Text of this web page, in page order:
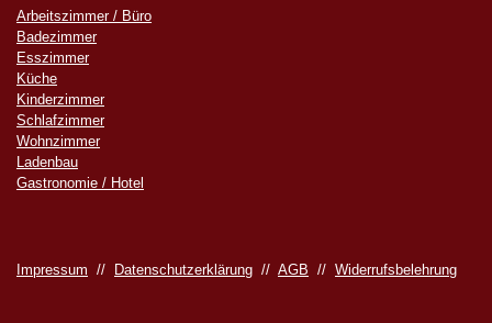
Arbeitszimmer / Büro
Badezimmer
Esszimmer
Küche
Kinderzimmer
Schlafzimmer
Wohnzimmer
Ladenbau
Gastronomie / Hotel
Impressum // Datenschutzerklärung // AGB // Widerrufsbelehrung